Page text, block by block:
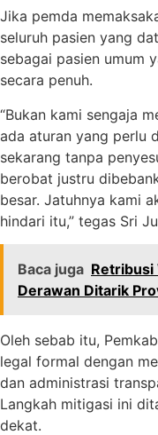
Jika pemda
seluruh pasien yang
sebagai pasien umum
secara penuh.
“Bukan kami sengaja
ada aturan yang perlu
sekarang tanpa
berobat justru
besar. Jatuhnya kami
hindari itu,” tegas Sri
Baca juga Retribusi
Derawan Ditarik
Oleh sebab itu,
legal formal dengan
dan administrasi
Langkah mitigasi ini
dekat.